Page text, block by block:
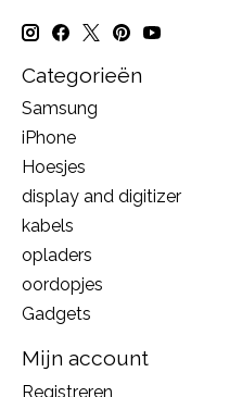
Categorieën
Samsung
iPhone
Hoesjes
display and digitizer
kabels
opladers
oordopjes
Gadgets
Mijn account
Registreren